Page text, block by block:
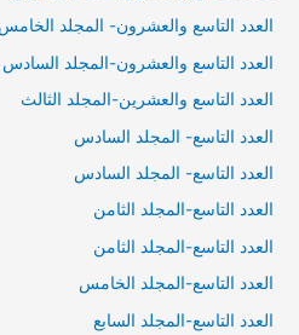
العدد التاسع والعشرون- المجلد الخامس
العدد التاسع والعشرون-المجلد السادس
العدد التاسع والعشرين-المجلد الثالث
العدد التاسع- المجلد السادس
العدد التاسع- المجلد السادس
العدد التاسع-المجلد الثامن
العدد التاسع-المجلد الثامن
العدد التاسع-المجلد الخامس
العدد التاسع-المجلد السابع